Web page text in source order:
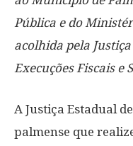
Pública e do
acolhida pela
Execuções Fiscais e
A Justiça Estadual
palmense que